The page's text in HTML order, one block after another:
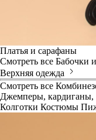
Платья и сарафаны
Смотреть все Бабочки
Верхняя одежда
Смотреть все
Джемперы, кардиганы,
Колготки Костюмы